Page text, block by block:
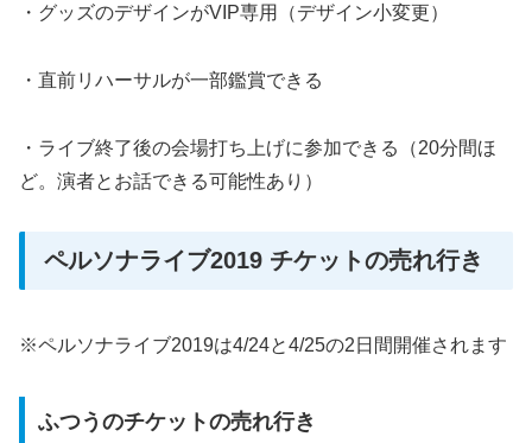
・グッズのデザインがVIP専用（デザイン小変更）
・直前リハーサルが一部鑑賞できる
・ライブ終了後の会場打ち上げに参加できる（20分間ほ
ど。演者とお話できる可能性あり）
ペルソナライブ2019 チケットの売れ行き
※ペルソナライブ2019は4/24と4/25の2日間開催されます
ふつうのチケットの売れ行き